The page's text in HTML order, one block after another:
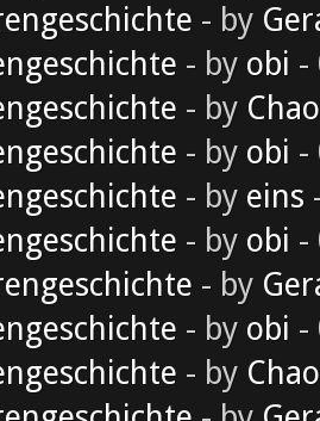
- by
- by obi -
- by
- by obi -
- by eins
- by obi -
- by
- by obi -
- by